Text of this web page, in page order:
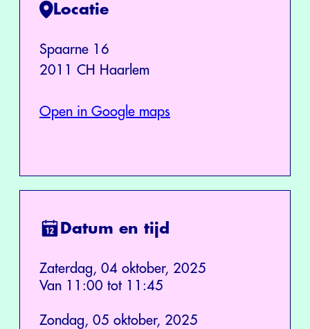
Locatie
Spaarne 16
2011 CH Haarlem
Open in Google maps
Datum en tijd
Zaterdag, 04 oktober, 2025
Van 11:00 tot 11:45
Zondag, 05 oktober, 2025